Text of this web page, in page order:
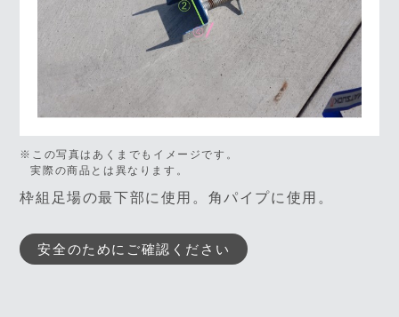
※この写真はあくまでもイメージです。
実際の商品とは異なります。
枠組足場の最下部に使用。角パイプに使用。
安全のためにご確認ください